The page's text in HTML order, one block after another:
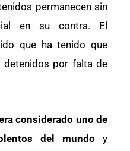
permanecen sin
en su contra. El
que ha tenido que
detenidos por falta de
considerado uno de
del mundo y